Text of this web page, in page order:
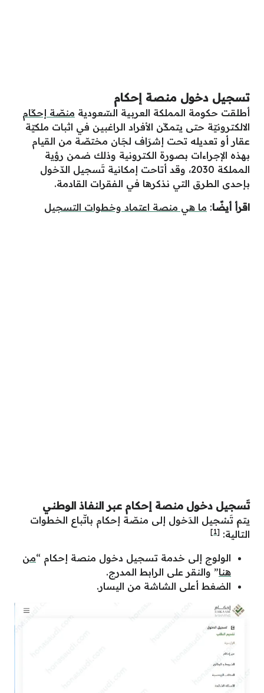
تسجيل دخول منصة إحكام
أطلقت حكومة المملكة العربية السّعودية منصّة إحكَام
الالكترونيّة حتى يتمكّن الأفراد الراغبين في اثبات ملكيّة
عقار أو تعديله تحت إشرَاف لجَان مختصّة من القيام
بهذه الإجراءات بصورة الكترونية وذلك ضمن رؤية
المملكة 2030، وقد أتاحت إمكانية تَسجيل الدّخول
بإحدى الطرق التي نذكرها في الفقرات القادمة.
اقرأ أيضًا: ما هي منصة اعتماد وخطوات التسجيل
تَسجيل دخول منصة إحكام عبر النفاذ الوطني
يتم تَسْجيل الدَخول إلى منصّة إحكام باتّباع الخطوات
التالية: [1]
الولوج إلى خدمة تسجيل دخول منصة إحكام “من
هنا” والنقر على الرابط المدرج.
الضغط أعلى الشاشة من اليسار.